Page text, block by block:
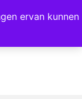
ervan kunnen